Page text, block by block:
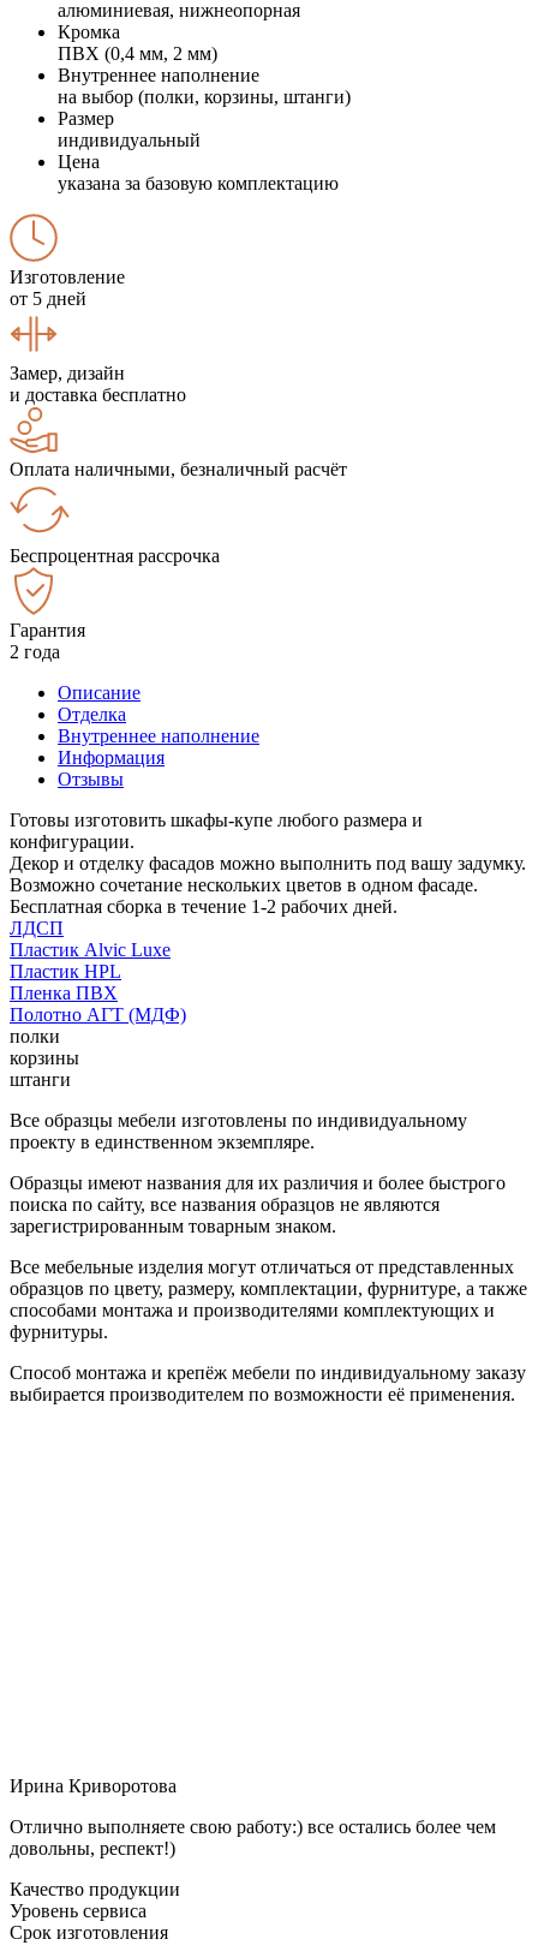
алюминиевая, нижнеопорная
Кромка
ПВХ (0,4 мм, 2 мм)
Внутреннее наполнение
на выбор (полки, корзины, штанги)
Размер
индивидуальный
Цена
указана за базовую комплектацию
Изготовление
от 5 дней
Замер, дизайн
и доставка бесплатно
Оплата наличными, безналичный расчёт
Беспроцентная рассрочка
Гарантия
2 года
Описание
Отделка
Внутреннее наполнение
Информация
Отзывы
Готовы изготовить шкафы-купе любого размера и
конфигурации.
Декор и отделку фасадов можно выполнить под вашу задумку.
Возможно сочетание нескольких цветов в одном фасаде.
Бесплатная сборка в течение 1-2 рабочих дней.
ЛДСП
Пластик Alvic Luxe
Пластик HPL
Пленка ПВХ
Полотно АГТ (МДФ)
полки
корзины
штанги
Все образцы мебели изготовлены по индивидуальному
проекту в единственном экземпляре.
Образцы имеют названия для их различия и более быстрого
поиска по сайту, все названия образцов не являются
зарегистрированным товарным знаком.
Все мебельные изделия могут отличаться от представленных
образцов по цвету, размеру, комплектации, фурнитуре, а также
способами монтажа и производителями комплектующих и
фурнитуры.
Способ монтажа и крепёж мебели по индивидуальному заказу
выбирается производителем по возможности её применения.
Ирина Криворотова
Отлично выполняете свою работу:) все остались более чем
довольны, респект!)
Качество продукции
Уровень сервиса
Срок изготовления